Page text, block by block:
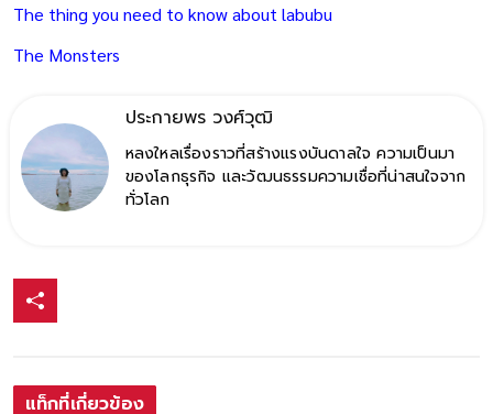
The thing you need to know about labubu
The Monsters
ประกายพร​ วงศ์​วุฒิ​
หลงใหลเรื่องราวที่สร้างแรงบันดาลใจ ความเป็นมา
ของโลกธุรกิจ และวัฒนธรรมความเชื่อที่น่าสนใจจาก
ทั่วโลก
แท็กที่เกี่ยวข้อง